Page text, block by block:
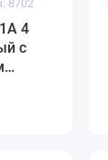
8702
4
с